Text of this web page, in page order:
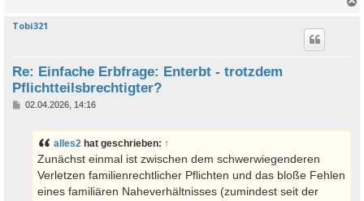
Tobi321
Re: Einfache Erbfrage: Enterbt - trotzdem
Pflichtteilsbrechtigter?
B02.04.2026, 14:16
alles2 hat geschrieben: ↑
Zunächst einmal ist zwischen dem schwerwiegenderen
Verletzen familienrechtlicher Pflichten und das bloße Fehlen
eines familiären Naheverhältnisses (zumindest seit der